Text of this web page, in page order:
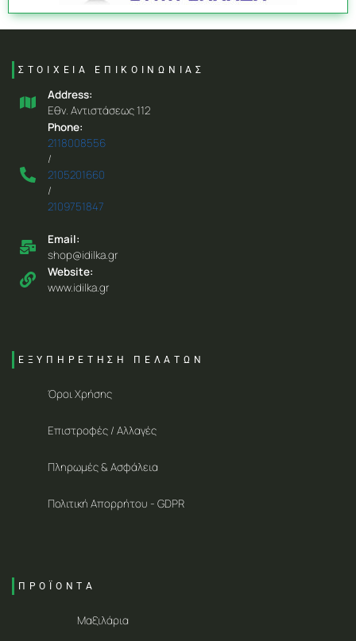
ΣΤΟΙΧΕΙΑ ΕΠΙΚΟΙΝΩΝΙΑΣ
Address:
Eθν. Aντιστάσεως 112
Phone:
2118008556
/
2105201660
/
2109751847
Email:
shop@idilka.gr
Website:
www.idilka.gr
ΕΞΥΠΗΡΕΤΗΣΗ ΠΕΛΑΤΩΝ
Όροι Χρήσης
Επιστροφές / Αλλαγές
Πληρωμές & Ασφάλεια
Πολιτική Απορρήτου - GDPR
ΠΡΟΪΟΝΤΑ
Μαξιλάρια